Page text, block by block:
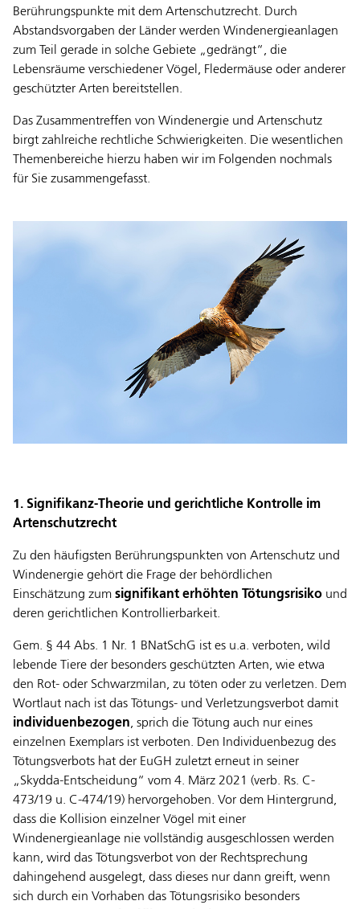
Berührungspunkte mit dem Artenschutzrecht. Durch
Abstandsvorgaben der Länder werden Windenergieanlagen
zum Teil gerade in solche Gebiete „gedrängt“, die
Lebensräume verschiedener Vögel, Fledermäuse oder anderer
geschützter Arten bereitstellen.
Das Zusammentreffen von Windenergie und Artenschutz
birgt zahlreiche rechtliche Schwierigkeiten. Die wesentlichen
Themenbereiche hierzu haben wir im Folgenden nochmals
für Sie zusammengefasst.
1. Signifikanz-Theorie und gerichtliche Kontrolle im
Artenschutzrecht
Zu den häufigsten Berührungspunkten von Artenschutz und
Windenergie gehört die Frage der behördlichen
Einschätzung zum signifikant erhöhten Tötungsrisiko und
deren gerichtlichen Kontrollierbarkeit.
Gem. § 44 Abs. 1 Nr. 1 BNatSchG ist es u.a. verboten, wild
lebende Tiere der besonders geschützten Arten, wie etwa
den Rot- oder Schwarzmilan, zu töten oder zu verletzen. Dem
Wortlaut nach ist das Tötungs- und Verletzungsverbot damit
individuenbezogen, sprich die Tötung auch nur eines
einzelnen Exemplars ist verboten. Den Individuenbezug des
Tötungsverbots hat der EuGH zuletzt erneut in seiner
„Skydda-Entscheidung“ vom 4. März 2021 (verb. Rs. C-
473/19 u. C-474/19) hervorgehoben. Vor dem Hintergrund,
dass die Kollision einzelner Vögel mit einer
Windenergieanlage nie vollständig ausgeschlossen werden
kann, wird das Tötungsverbot von der Rechtsprechung
dahingehend ausgelegt, dass dieses nur dann greift, wenn
sich durch ein Vorhaben das Tötungsrisiko besonders